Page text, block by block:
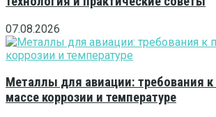
07.08.2026
Металлы для авиации: требования
массе коррозии и температуре